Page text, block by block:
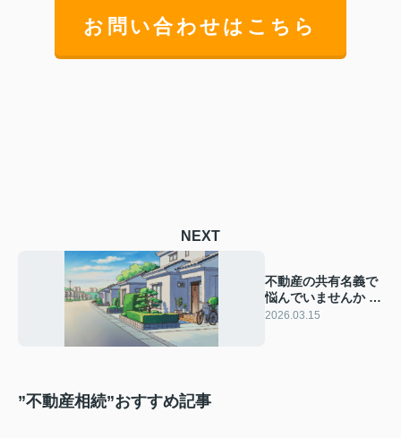
お問い合わせはこちら
NEXT
不動産の共有名義で
悩んでいませんか サ
ポートは専門家に相
2026.03.15
”不動産相続”おすすめ記事